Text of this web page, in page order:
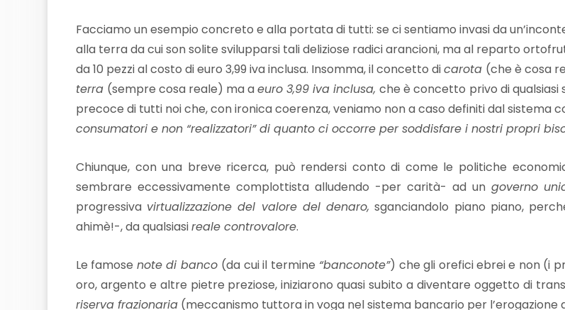
Facciamo un esempio concreto e alla portata di tutti: se ci sentiamo invasi da
alla terra da cui son solite svilupparsi tali deliziose radici arancioni, ma al reparto
da 10 pezzi al costo di euro 3,99 iva inclusa. Insomma, il concetto dicarota (che è cosa
terra (sempre cosa reale) ma aeuro 3,99 iva inclusa, che è concetto privo di
precoce di tutti noi che, con ironica coerenza, veniamo non a caso definiti dal sistema
consumatori e non “realizzatori” di quanto ci occorre per soddisfare i nostri propri
Chiunque, con una breve ricerca, può rendersi conto di come le politiche
sembrare eccessivamente complottista alludendo -per carità- ad un governo
progressiva virtualizzazione del valore del denaro, sganciandolo piano piano,
ahimè!-, da qualsiasireale controvalore.
Le famose note di banco (da cui il termine “banconote”) che gli orefici ebrei e non (i
oro, argento e altre pietre preziose, iniziarono quasi subito a diventare oggetto di
riserva frazionaria (meccanismo tuttora in voga nel sistema bancario per